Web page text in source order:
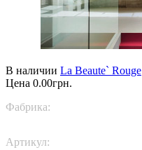
В наличии La Beaute` Rouge
Цена 0.00грн.
Фабрика:
Артикул: